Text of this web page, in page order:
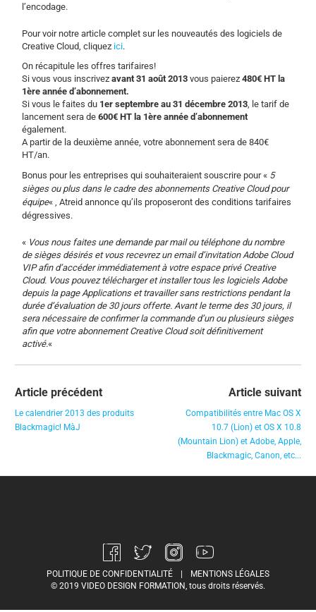
l’encodage.
Pour voir notre article complet sur les nouveautés des logiciels de
Creative Cloud, cliquez ici.
On récapitule les offres tarifaires!
Si vous vous inscrivez avant 31 août 2013vous paierez480€ HT la
1ère année d’abonnement.
Si vous le faites du 1er septembre au 31 décembre 2013 , le tarif de
lancement sera de600€ HT la 1ère année d’abonnement
également.
A partir de la deuxième année, votre abonnement sera de 840€
HT/an.
Bonus pour les entreprises quisouhaiteraient souscrire pour « 5
sièges ou plus dans le cadre des abonnements Creative Cloud pour
équipe« , Atreid annonce qu’ils proposeront des conditions tarifaires
dégressives.
« Vous nous faites une demande par mail ou téléphone du nombre
de sièges désirés et vous recevrez un email d’invitation Adobe Cloud
VIP afin d’accéder immédiatement à votre espace privé Creative
Cloud. Vous pouvez télécharger et installer tous les logiciels Adobe
depuis la page Applications et travailler sans restrictions pendant la
durée d’évaluation de 30 jours offerte. Avant le terme des 30 jours, il
sera nécessaire de confirmer la commande d’un ou plusieurs sièges
afin que votre abonnement Creative Cloud soit définitivement
activé.«
Article précédent
Le calendrier 2013 des produits
Blackmagic! MàJ
Article suivant
Compatibilités entre Mac OS X
10.7 (Lion) et OS X 10.8
(Mountain Lion) et Adobe, Apple,
Blackmagic, Canon, etc...
POLITIQUE DE CONFIDENTIALITÉ |
MENTIONS LÉGALES
© 2019 VIDEO DESIGN FORMATION, tous droits réservés.